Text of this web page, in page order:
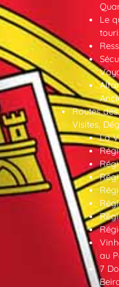
Le
Routes
Visites,
La
au
7